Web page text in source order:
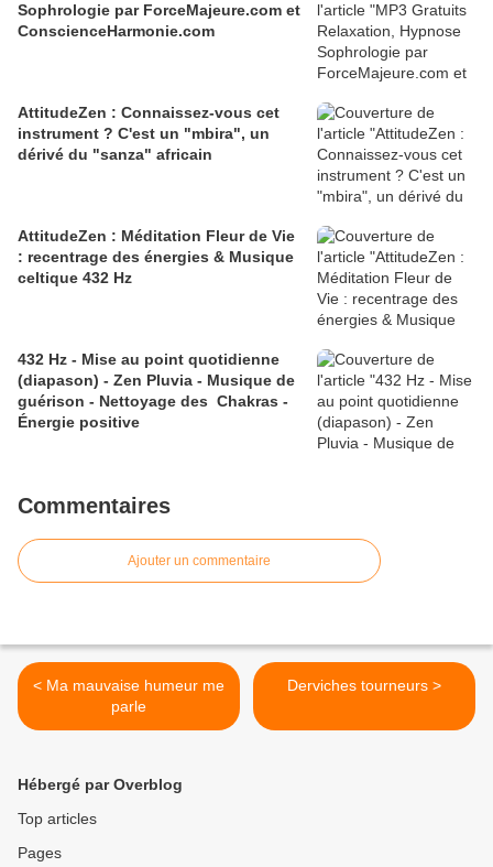
Sophrologie par ForceMajeure.com et
ConscienceHarmonie.com
AttitudeZen : Connaissez-vous cet
instrument ? C'est un "mbira", un
dérivé du "sanza" africain
AttitudeZen : Méditation Fleur de Vie
: recentrage des énergies & Musique
celtique 432 Hz
432 Hz - Mise au point quotidienne
(diapason) - Zen Pluvia - Musique de
guérison - Nettoyage des Chakras -
Énergie positive
Commentaires
Ajouter un commentaire
< Ma mauvaise humeur me
parle
Derviches tourneurs >
Hébergé par Overblog
Top articles
Pages